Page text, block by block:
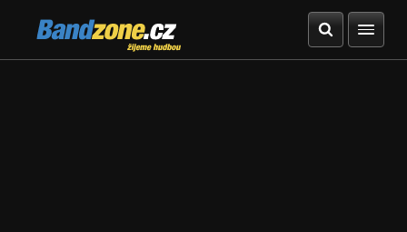
Bandzone.cz
žijeme hudbou